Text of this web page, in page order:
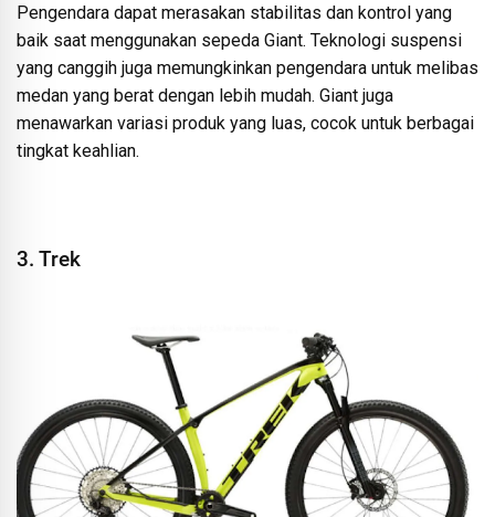
Pengendara dapat merasakan stabilitas dan kontrol yang
baik saat menggunakan sepeda Giant. Teknologi suspensi
yang canggih juga memungkinkan pengendara untuk melibas
medan yang berat dengan lebih mudah. Giant juga
menawarkan variasi produk yang luas, cocok untuk berbagai
tingkat keahlian.
3. Trek